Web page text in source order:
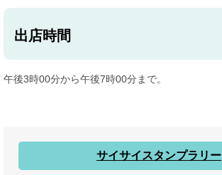
出店時間
午後3時00分から午後7時00分まで。
サイサイスタンプラリー